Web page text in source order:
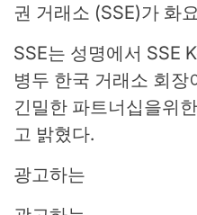
권 거래소 (SSE)가 화
SSE는 성명에서 SSE
병두 한국 거래소 회장
긴밀한 파트너십을위
고 밝혔다.
광고하는